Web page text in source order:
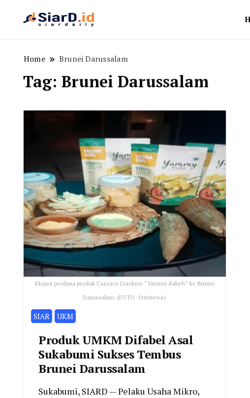
Home Brunei Darussalam
Tag: Brunei Darussalam
Ekspor perdana produk Cassava Crackers “Yammy Babeh” ke Brunei
Darussalam. (FOTO: Istimewa)
SIAR UKM
Produk UMKM Difabel Asal
Sukabumi Sukses Tembus
Brunei Darussalam
Sukabumi, SIARD — Pelaku Usaha Mikro,